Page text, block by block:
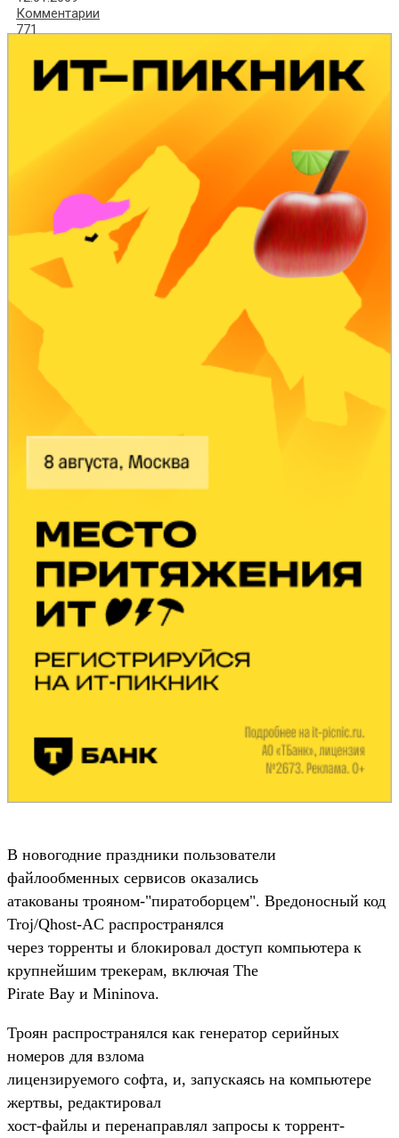
Комментарии
771
В новогодние праздники пользователи
файлообменных сервисов оказались
атакованы трояном-"пиратоборцем". Вредоносный код
Troj/Qhost-AC распространялся
через торренты и блокировал доступ компьютера к
крупнейшим трекерам, включая The
Pirate Bay и Mininova.
Троян распространялся как генератор серийных
номеров для взлома
лицензируемого софта, и, запускаясь на компьютере
жертвы, редактировал
хост-файлы и перенаправлял запросы к торрент-